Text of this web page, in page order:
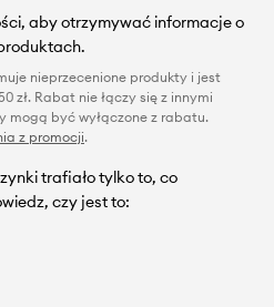
aby otrzymywać informacje o
nieprzecenione produkty i jest
zł. Rabat nie łączy się z innymi
mogą być wyłączone z rabatu.
z promocji.
trafiało tylko to, co
czy jest to: